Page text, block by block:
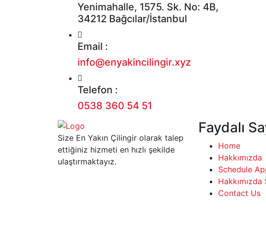
Yenimahalle, 1575. Sk. No: 4B,
34212 Bağcılar/İstanbul
Email :
info@enyakincilingir.xyz
Telefon :
0538 360 54 51
Size En Yakın Çilingir olarak talep
ettiğiniz hizmeti en hızlı şekilde
ulaştırmaktayız.
Faydalı
Home
Hakkımızda
Schedule
Contact Us